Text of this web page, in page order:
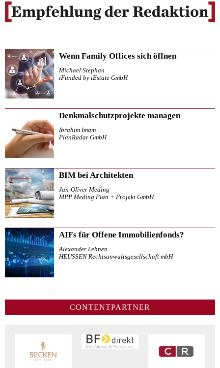
Wenn Family Offices sich öffnen
Michael Stephan
iFunded by iEstate GmbH
Denkmalschutzprojekte managen
Ibrahim Imam
PlanRadar GmbH
BIM bei Architekten
Jan-Oliver Meding
MPP Meding Plan + Projekt GmbH
AIFs für Offene Immobilienfonds?
Alexander Lehnen
HEUSSEN Rechtsanwaltsgesellschaft mbH
CONTENTPARTNER